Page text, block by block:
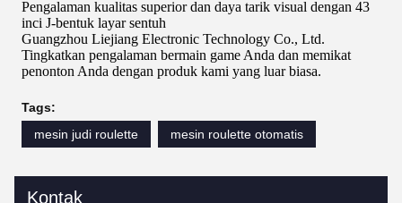
Pengalaman kualitas superior dan daya tarik visual dengan 43
inci J-bentuk layar sentuh
Guangzhou Liejiang Electronic Technology Co., Ltd.
Tingkatkan pengalaman bermain game Anda dan memikat
penonton Anda dengan produk kami yang luar biasa.
Tags:
mesin judi roulette
mesin roulette otomatis
Kontak